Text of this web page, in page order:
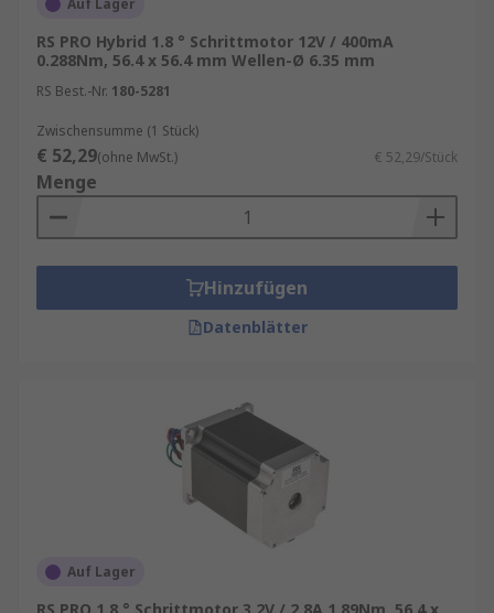
Auf Lager
RS PRO Hybrid 1.8 ° Schrittmotor 12V / 400mA
0.288Nm, 56.4 x 56.4 mm Wellen-Ø 6.35 mm
RS Best.-Nr. 180-5281
Zwischensumme (1 Stück)
€ 52,29(ohne MwSt.) € 52,29/Stück
Menge
Hinzufügen
Datenblätter
Auf Lager